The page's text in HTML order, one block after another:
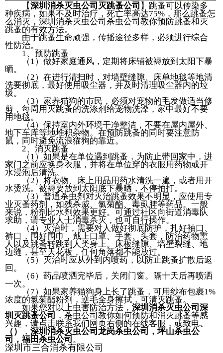
【深圳消杀灭虫公司灭跳蚤公司 】跳蚤可以传染多
种疾病，如果不及时治疗，死亡率高达75%，那么跳蚤怎
么消灭，深圳消杀灭虫公司杀虫公司教你预防跳蚤和灭
跳蚤的有效方法。
由于跳蚤生命顽强，传播途径多样，必须进行综合
性防治。
1、预防跳蚤
（1）做好家庭通风，定期将床铺被褥放到太阳下暴
晒。
（2）在进行清扫时，对墙壁缝隙、床单地毯等地清
洗要彻底，最好使用吸尘器，并及时清理吸尘器内的垃
圾。
（3）家养猫狗的市民，必须对宠物的毛发做适当修
剪，每周用灭跳蚤的洗涤剂给宠物洗澡，家中最好不要
用地毯。
（4）保持室内外环境干净整洁，不要在屋内屋外、
地下车库等地堆积杂物。在预防跳蚤的同时要注意防
鼠，同时避免流浪猫狗的靠近。
2、消灭跳蚤
（1）如果是在单位遇到跳蚤，为防止带回家中，进
家门之前应换身衣服，并将在单位穿的衣服用药物或开
水浸泡后清洗。
（2）将衣物、床上用品用药水清洗一遍，或者用开
水烫洗。被褥要放到太阳底下暴晒，不停拍打。
（3）普通杀虫剂对灭治跳蚤效果不明显，应使用专
业灭蚤药剂，如残杀威、氯菊酯、毒虱脾等药品。一般
来说，粉剂比水剂效果更好。可通过社区向街道消毒队
求助，请专业人士消毒杀灭，也可自行操作。
（4）灭治时，需要对人做好彻底防护，扎好袖口、
裤口，围好围巾，戴上口罩、手套、头套，防治药物熏
人以及跳蚤转跳到人类身上。床板缝隙、墙壁裂缝、地
边缝，甚至天花板，任何角落都不能放过。
（5）灭治时应从外到内喷药，以防止跳蚤扩散后返
回。
（6）药品喷洒完毕后，关闭门窗。隔十天后再喷洒
一次。
（7）如果家养猫狗身上长了跳蚤，可用纱布包裹1%
浓度的氯菊酯粉剂，逆毛全身擦拭，可清灭跳蚤。
如果您对以上虫害防治方法， 深圳消杀灭虫公司深
圳灭跳蚤公司 ，杀虫公司教你如何预防和消灭跳蚤等感
兴趣，请点击联系我们网页右侧的在线客服，或致电、
（） ， 深圳消杀灭虫公司龙岗杀虫公司，坪山杀虫公
司，福田杀虫公司 。
深圳市三合消杀有限公司